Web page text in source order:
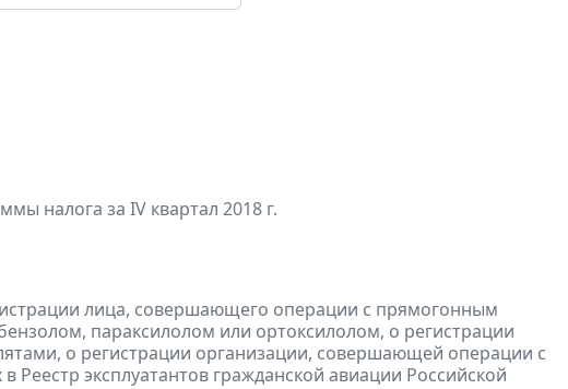
налога за IV квартал 2018 г.
лица, совершающего операции с прямогонным
параксилолом или ортоксилолом, о регистрации
о регистрации организации, совершающей операции с
эксплуатантов гражданской авиации Российской